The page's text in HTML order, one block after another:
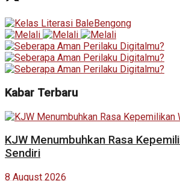
Kabar Terbaru
KJW Menumbuhkan Rasa
Sendiri
8 August 2026